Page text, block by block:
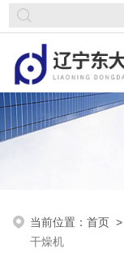
当前位置：首页 >
干燥机